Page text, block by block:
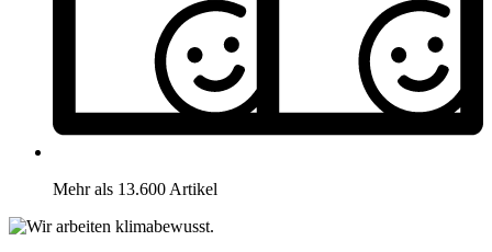
Mehr als 13.600 Artikel